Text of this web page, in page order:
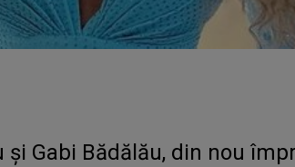
Gabi Bădălău, din nou